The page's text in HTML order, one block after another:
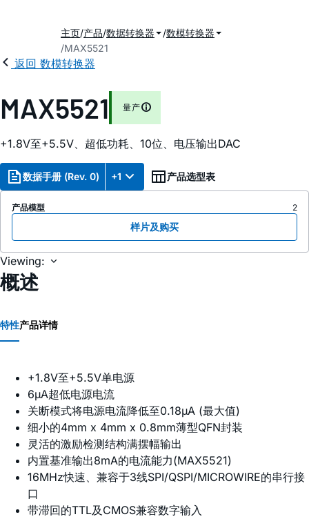
主页 产品 数据转换器
数模转换器
MAX5521
返回 数模转换器
MAX5521 量产
+1.8V至+5.5V、超低功耗、10位、电压输出DAC
数据手册 (Rev. 0) +1 产品选型表
产品模型 2
样片及购买
Viewing:
概述
特性产品详情
+1.8V至+5.5V单电源
6µA超低电源电流
关断模式将电源电流降低至0.18µA (最大值)
细小的4mm x 4mm x 0.8mm薄型QFN封装
灵活的激励检测结构满摆幅输出
内置基准输出8mA的电流能力(MAX5521)
16MHz快速、兼容于3线SPI/QSPI/MICROWIRE的串行接
口
带滞回的TTL及CMOS兼容数字输入